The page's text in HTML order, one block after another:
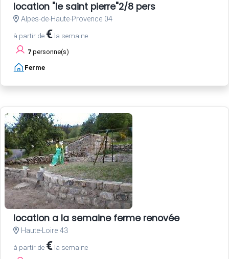
location "le saint pierre"2/8 pers
Alpes-de-Haute-Provence 04
à partir de € la semaine
7 personne(s)
Ferme
location a la semaine ferme renovée
Haute-Loire 43
à partir de € la semaine